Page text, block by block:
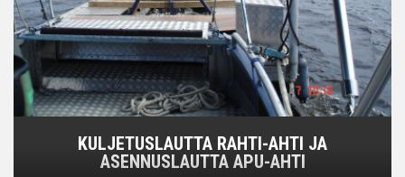
KULJETUSLAUTTA RAHTI-AHTI JA
ASENNUSLAUTTA APU-AHTI